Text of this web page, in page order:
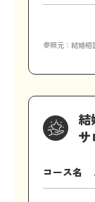
参照元：結婚
結
サ
コース名